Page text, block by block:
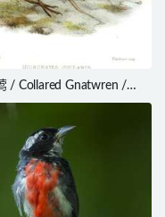
/ Collared Gnatwren /
collaris